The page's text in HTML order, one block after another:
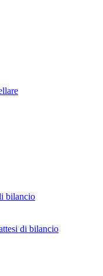
bilancio
di bilancio